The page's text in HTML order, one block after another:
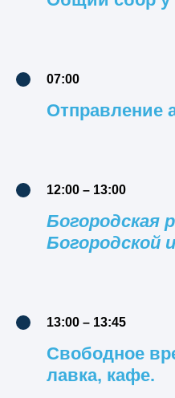
07:00
Отправление
12:00 – 13:00
Богородская
Богородской
13:00 – 13:45
Свободное
лавка, кафе.